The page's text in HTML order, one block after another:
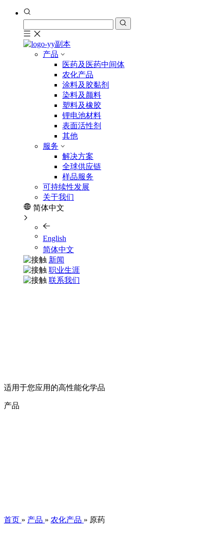
产品
医药及医药中间体
农化产品
涂料及胶黏剂
染料及颜料
塑料及橡胶
锂电池材料
表面活性剂
其他
服务
解决方案
全球供应链
样品服务
可持续性发展
关于我们
简体中文
English
简体中文
新闻
职业生涯
联系我们
适用于您应用的高性能化学品
产品
首页 » 产品 » 农化产品 » 原药